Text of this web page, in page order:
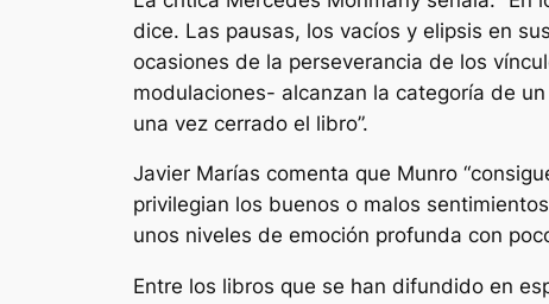
dice. Las pausas, los vacíos y elipsis en
ocasiones de la perseverancia de los
modulaciones- alcanzan la categoría de
una vez cerrado el libro”.
Javier Marías comenta que Munro
privilegian los buenos o malos
unos niveles de emoción profunda con
Entre los libros que se han difundido en